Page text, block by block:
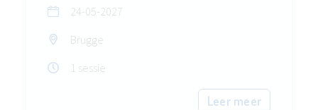
24-05-2027
Brugge
1 sessie
Leer meer